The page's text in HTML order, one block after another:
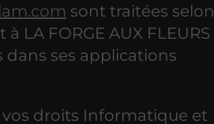
sont traitées selon
LA FORGE AUX FLEURS
dans ses applications
droits Informatique et